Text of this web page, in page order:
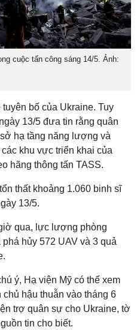
cuộc tấn công sáng 14/5. Ảnh:
bố của Ukraine. Tuy
13/5 đưa tin rằng quân
hạ tầng năng lượng và
khu vực triển khai của
hãng thông tấn TASS.
thất khoảng 1.060 binh sĩ
13/5.
qua, lực lượng phòng
hủy 572 UAV và 3 quả
ý, Hạ viện Mỹ có thể xem
hậu thuẫn vào tháng 6
trợ quân sự cho Ukraine, tờ
tin cho biết.